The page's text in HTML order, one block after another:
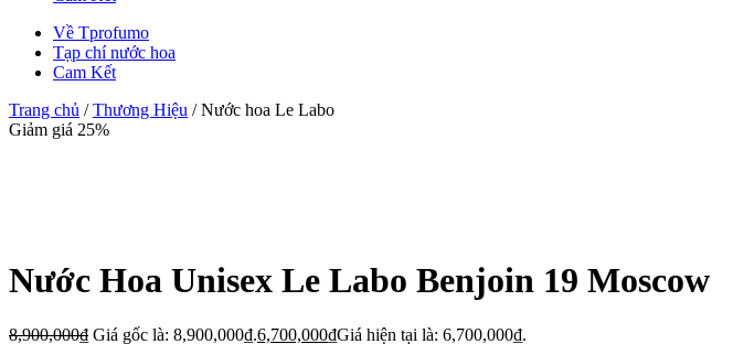
Về Tprofumo
Tạp chí nước hoa
Cam Kết
Trang chủ /Thương Hiệu / Nước hoa Le Labo
Giảm giá 25%
Nước Hoa Unisex Le Labo Benjoin 19 Moscow
8,900,000₫ Giá gốc là: 8,900,000₫.6,700,000₫Giá hiện tại là: 6,700,000₫.